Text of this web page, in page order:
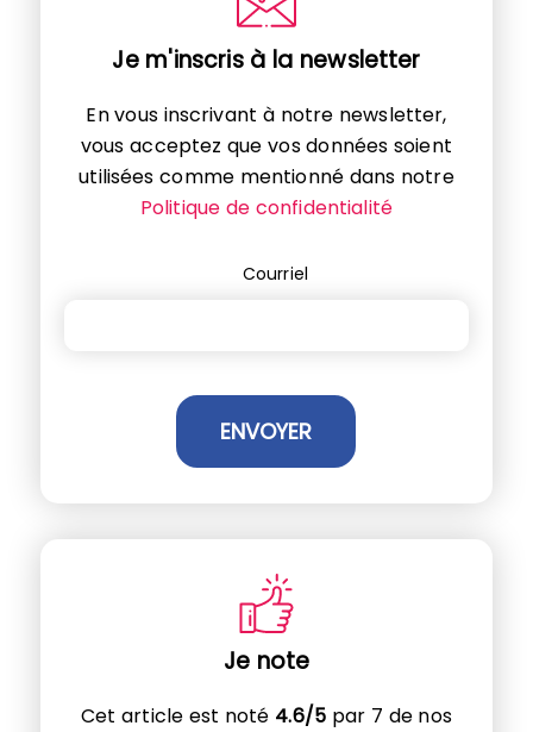
Je m'inscris à la newsletter
En vous inscrivant à notre newsletter,
vous acceptez que vos données soient
utilisées comme mentionné dans notre
Politique de confidentialité
Courriel
Je note
Cet article est noté 4.6/5par 7 de nos